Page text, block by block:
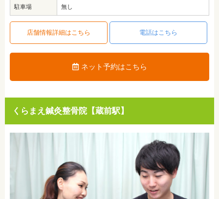
駐車場 無し
店舗情報詳細はこちら 電話はこちら
ネット予約はこちら
くらまえ鍼灸整骨院【蔵前駅】